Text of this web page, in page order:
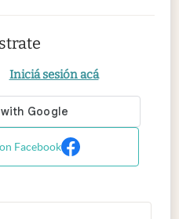
Iniciá sesión acá
Facebook